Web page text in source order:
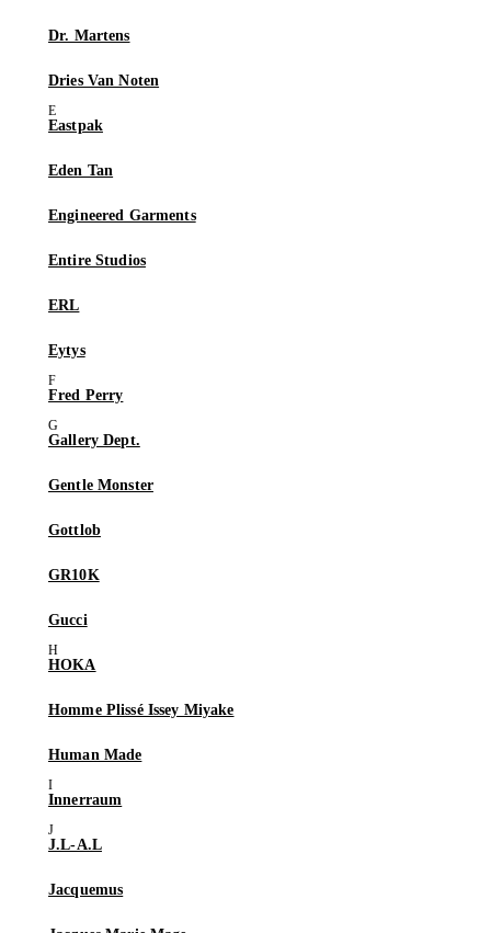
Dr. Martens
Dries Van Noten
Eastpak
Eden Tan
Engineered Garments
Entire Studios
ERL
Eytys
Fred Perry
Gallery Dept.
Gentle Monster
Gottlob
GR10K
Gucci
HOKA
Homme Plissé Issey Miyake
Human Made
Innerraum
J.L-A.L
Jacquemus